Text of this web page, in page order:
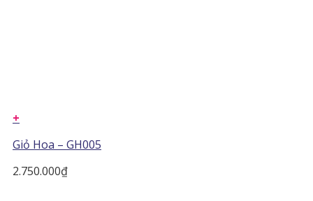
+
Giỏ Hoa – GH005
2.750.000₫